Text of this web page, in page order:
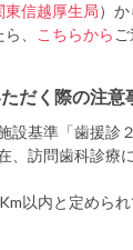
東信越厚生局）
、
こちらから
だく際の注意
基準「歯援診
、訪問歯科診療
以内と定めら